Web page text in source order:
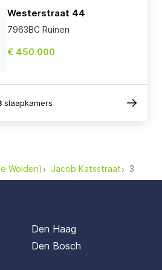
Westerstraat 44
7963BC Ruinen
€ 450.000
slaapkamers
Wolden) Jacob Katsstraat 3
Den Haag
Den Bosch